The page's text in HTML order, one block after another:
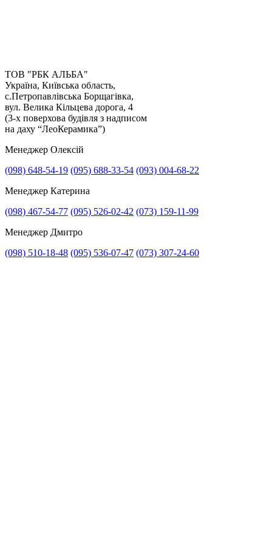
Прикріпити файл
Прикріпити фото
ТОВ "РБК АЛЬБА"
Україна, Київська область,
с.Петропавлівська Борщагівка,
вул. Велика Кільцева дорога, 4
(3-х поверхова будівля з надписом
на даху “ЛеоКерамика”)
Менеджер Олексій
(098) 648-54-19 (095) 688-33-54 (093) 004-68-22
Менеджер Катерина
(098) 467-54-77 (095) 526-02-42 (073) 159-11-99
Менеджер Дмитро
(098) 510-18-48 (095) 536-07-47 (073) 307-24-60